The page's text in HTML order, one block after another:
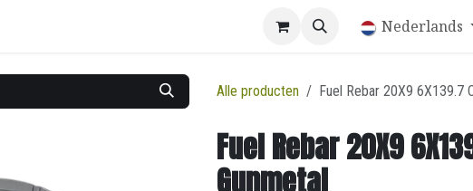
Nederlands
Alle producten Fuel Rebar 20X9 6X139.7
Fuel Rebar 20X9
Gunmetal